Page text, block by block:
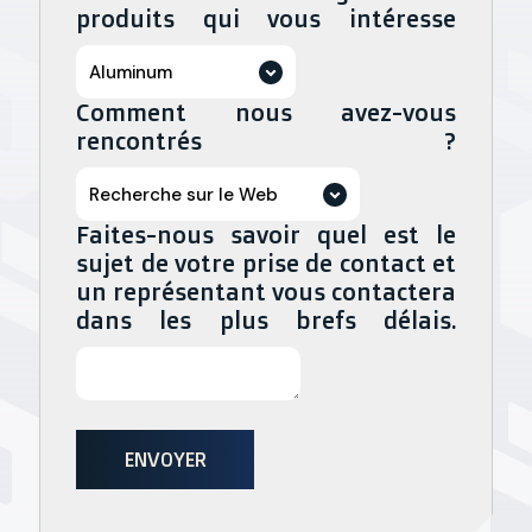
Diameters from 14” – 19”
355.59mm - 482.59mm
Variety of Tempers
Flat Bar / Bus Bar
Widths up to 8”
Épaisseur de paroi : de 0,032” à
0,045”
0,8128 mm à 1,14 mm
État recuit
Bobines de 250 lb disponibles
Diamètre extérieur : de 0,1875″ à
0,875″
4,76 mm à 22,22 mm
produits qui vous intéresse
Comment nous avez-vous
rencontrés ?
Faites-nous savoir quel est le
sujet de votre prise de contact et
un représentant vous contactera
dans les plus brefs délais.
ENVOYER